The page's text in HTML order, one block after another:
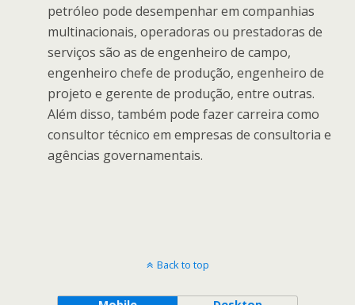
petróleo pode desempenhar em companhias
multinacionais, operadoras ou prestadoras de
serviços são as de engenheiro de campo,
engenheiro chefe de produção, engenheiro de
projeto e gerente de produção, entre outras.
Além disso, também pode fazer carreira como
consultor técnico em empresas de consultoria e
agências governamentais.
Back to top